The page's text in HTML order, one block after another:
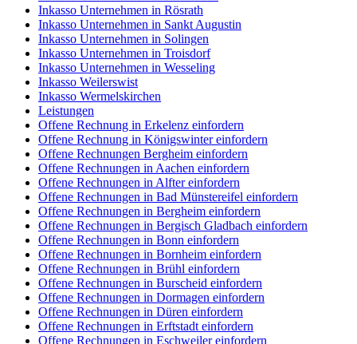
Inkasso Unternehmen in Rösrath
Inkasso Unternehmen in Sankt Augustin
Inkasso Unternehmen in Solingen
Inkasso Unternehmen in Troisdorf
Inkasso Unternehmen in Wesseling
Inkasso Weilerswist
Inkasso Wermelskirchen
Leistungen
Offene Rechnung in Erkelenz einfordern
Offene Rechnung in Königswinter einfordern
Offene Rechnungen Bergheim einfordern
Offene Rechnungen in Aachen einfordern
Offene Rechnungen in Alfter einfordern
Offene Rechnungen in Bad Münstereifel einfordern
Offene Rechnungen in Bergheim einfordern
Offene Rechnungen in Bergisch Gladbach einfordern
Offene Rechnungen in Bonn einfordern
Offene Rechnungen in Bornheim einfordern
Offene Rechnungen in Brühl einfordern
Offene Rechnungen in Burscheid einfordern
Offene Rechnungen in Dormagen einfordern
Offene Rechnungen in Düren einfordern
Offene Rechnungen in Erftstadt einfordern
Offene Rechnungen in Eschweiler einfordern